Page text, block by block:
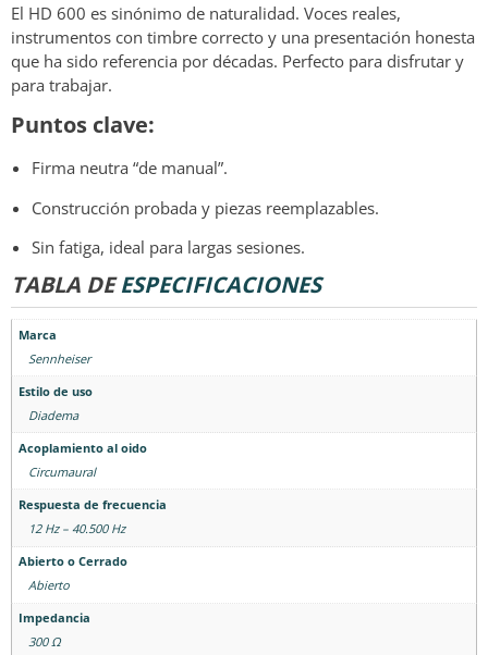
El HD 600 es sinónimo de naturalidad. Voces reales,
instrumentos con timbre correcto y una presentación honesta
que ha sido referencia por décadas. Perfecto para disfrutar y
para trabajar.
Puntos clave:
Firma neutra “de manual”.
Construcción probada y piezas reemplazables.
Sin fatiga, ideal para largas sesiones.
TABLA DEESPECIFICACIONES
Marca
Sennheiser
Estilo de uso
Diadema
Acoplamiento al oido
Circumaural
Respuesta de frecuencia
12 Hz – 40.500 Hz
Abierto o Cerrado
Abierto
Impedancia
300 Ω